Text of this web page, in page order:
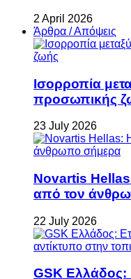
2 April 2026
Άρθρα / Απόψεις
Ισορροπία
προσωπικής
23 July 2026
Novartis Hellas:
από τον
22 July 2026
GSK Ελλάδος: